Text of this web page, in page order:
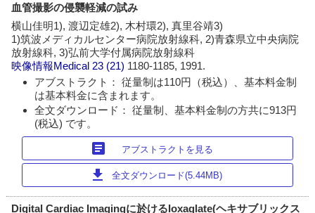
血管撮影の侵襲軽減の試み
横山佳明1), 渡辺定雄2), 木村環2), 真里谷靖3)
1)筑波メディカルセンター病院放射線科, 2)青森県立中央病院
放射線科, 3)弘前大学付属病院放射線科
映像情報Medical 23 (21) 1180-1185, 1991.
アブストラクト： 従量制は110円（税込）、基本料金制
は基本料金に含まれます。
全文ダウンロード： 従量制、基本料金制の方共に913円
(税込) です。
article アブストラクトを見る
download 全文ダウンロード(5.44MB)
Digital Cardiac Imagingに於けるIoxaglate(ヘキサブリックス